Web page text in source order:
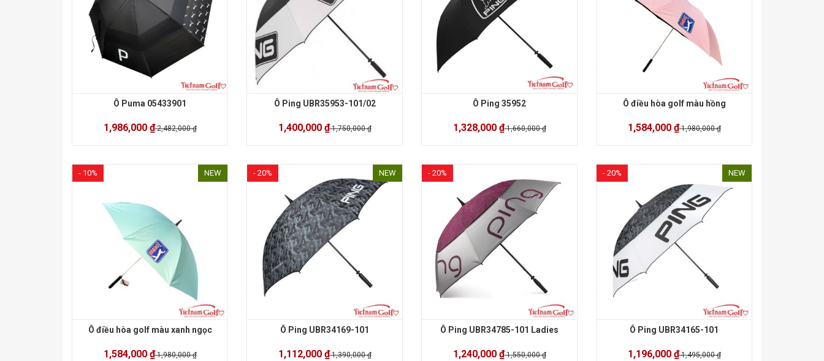
Ô Puma 05433901
1,986,000 ₫2,482,000 ₫
Ô Ping UBR35953-101/02
1,400,000 ₫1,750,000 ₫
Ô Ping 35952
1,328,000 ₫1,660,000 ₫
Ô điều hòa golf màu hồng
1,584,000 ₫1,980,000 ₫
- 10% NEW
Ô điều hòa golf màu xanh ngọc
1,584,000 ₫1,980,000 ₫
- 20% NEW
Ô Ping UBR34169-101
1,112,000 ₫1,390,000 ₫
- 20%
Ô Ping UBR34785-101 Ladies
1,240,000 ₫1,550,000 ₫
- 20% NEW
Ô Ping UBR34165-101
1,196,000 ₫1,495,000 ₫